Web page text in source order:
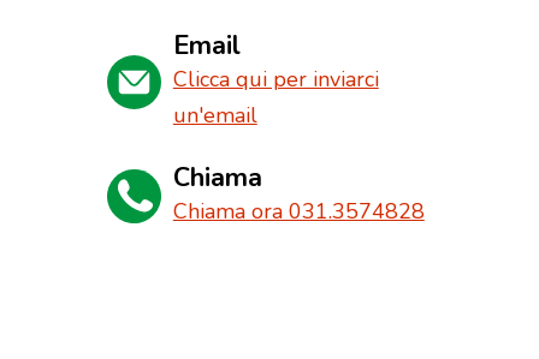
Email
Clicca qui per inviarci
un'email
Chiama
Chiama ora 031.3574828